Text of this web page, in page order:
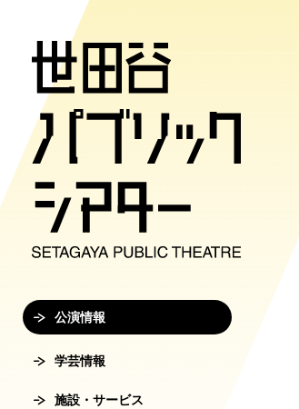
公演情報
学芸情報
施設・サービス